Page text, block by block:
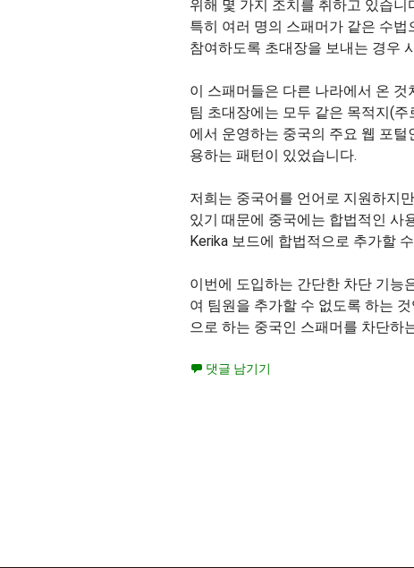
위해 몇 가지 조치를 취하고 있습
특히 여러 명의 스패머가 같은 수
참여하도록 초대장을 보내는 경우
이 스패머들은 다른 나라에서 온
팀 초대장에는 모두 같은 목적지(
에서 운영하는 중국의 주요 웹 포털
용하는 패턴이 있었습니다.
저희는 중국어를 언어로 지원하지
있기 때문에 중국에는 합법적인 사
Kerika 보드에 합법적으로 추가할
이번에 도입하는 간단한 차단 기능
여 팀원을 추가할 수 없도록 하는
으로 하는 중국인 스패머를 차단하
댓글 남기기